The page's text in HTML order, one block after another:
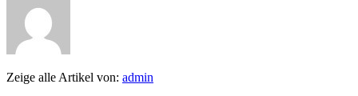
Zeige alle Artikel von: admin